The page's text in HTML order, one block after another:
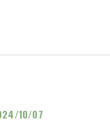
10/07